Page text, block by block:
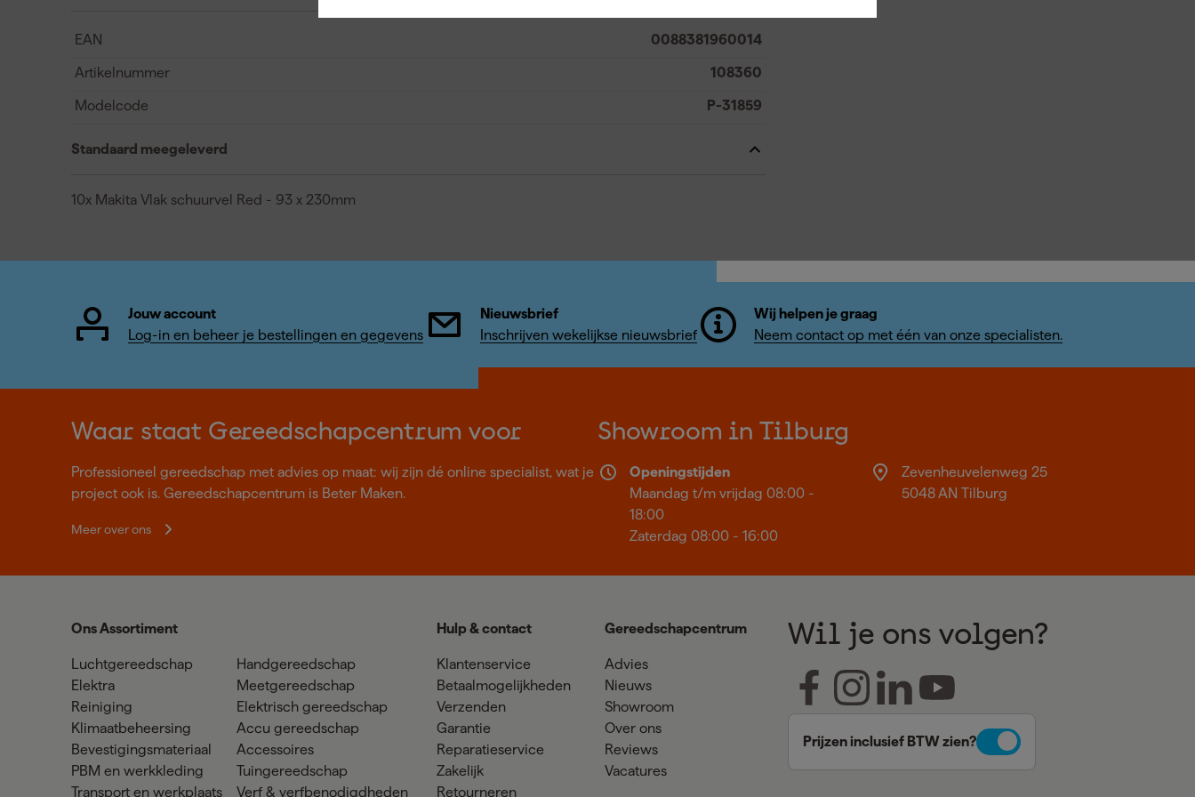
EAN 0088381960014
Artikelnummer 108360
Modelcode P-31859
Standaard meegeleverd
10x Makita Vlak schuurvel Red - 93 x 230mm
Jouw account
Log-in en beheer je bestellingen en gegevens
Nieuwsbrief
Inschrijven wekelijkse nieuwsbrief
Wij helpen je graag
Neem contact op met één van onze specialisten.
Waar staat Gereedschapcentrum voor
Professioneel gereedschap met advies op maat: wij zijn dé online specialist, wat je
project ook is. Gereedschapcentrum is Beter Maken.
Meer over ons
Showroom in Tilburg
Openingstijden
Maandag t/m vrijdag 08:00 -
18:00
Zaterdag 08:00 - 16:00
Zevenheuvelenweg 25
5048 AN Tilburg
Ons Assortiment
Luchtgereedschap
Elektra
Reiniging
Klimaatbeheersing
Bevestigingsmateriaal
PBM en werkkleding
Transport en werkplaats
Handgereedschap
Meetgereedschap
Elektrisch gereedschap
Accu gereedschap
Accessoires
Tuingereedschap
Verf & verfbenodigdheden
Hulp & contact
Klantenservice
Betaalmogelijkheden
Verzenden
Garantie
Reparatieservice
Zakelijk
Retourneren
Gereedschapcentrum
Advies
Nieuws
Showroom
Over ons
Reviews
Vacatures
Wil je ons volgen?
Prijzen inclusief BTW zien?